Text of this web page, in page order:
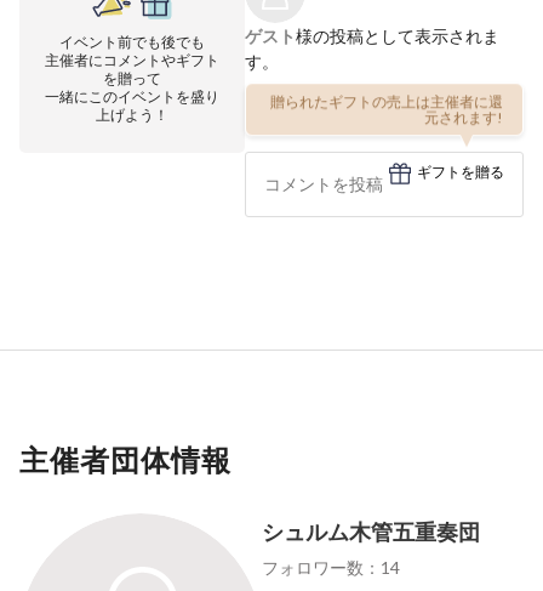
イベント前でも後でも
主催者にコメントやギフト
を贈って
一緒にこのイベントを盛り
上げよう！
ゲスト様の投稿として表示されま
す。
贈られたギフトの売上は主催者に還
元されます!
ギフトを贈る
主催者団体情報
シュルム木管五重奏団
フォロワー数：14